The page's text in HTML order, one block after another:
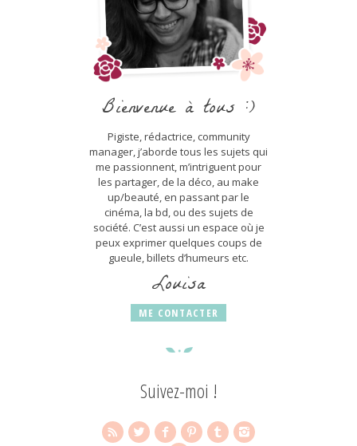
Bienvenue à tous :)
Pigiste, rédactrice, community
manager, j’aborde tous les sujets qui
me passionnent, m’intriguent pour
les partager, de la déco, au make
up/beauté, en passant par le
cinéma, la bd, ou des sujets de
société. C’est aussi un espace où je
peux exprimer quelques coups de
gueule, billets d’humeurs etc.
Louisa
ME CONTACTER
Suivez-moi !